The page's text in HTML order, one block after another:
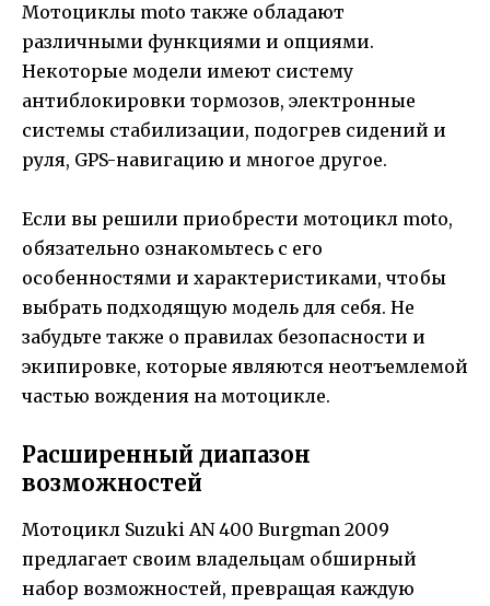
Мотоциклы moto также обладают
различными функциями и опциями.
Некоторые модели имеют систему
антиблокировки тормозов, электронные
системы стабилизации, подогрев сидений и
руля, GPS-навигацию и многое другое.
Если вы решили приобрести мотоцикл moto,
обязательно ознакомьтесь с его
особенностями и характеристиками, чтобы
выбрать подходящую модель для себя. Не
забудьте также о правилах безопасности и
экипировке, которые являются неотъемлемой
частью вождения на мотоцикле.
Расширенный диапазон
возможностей
Мотоцикл Suzuki AN 400 Burgman 2009
предлагает своим владельцам обширный
набор возможностей, превращая каждую